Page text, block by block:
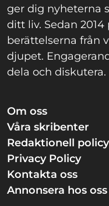
ger dig nyheterna
ditt liv. Sedan
berättelserna från
djupet.
dela och diskutera.
Om oss
Våra skribenter
Redaktionell policy
Privacy Policy
Kontakta oss
Annonsera hos oss